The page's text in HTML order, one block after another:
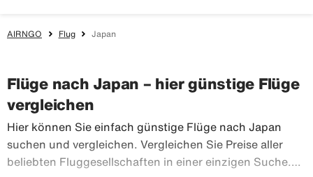
AIRNGO Flug Japan
Flüge nach Japan – hier günstige Flüge
vergleichen
Hier können Sie einfach günstige Flüge nach Japan
suchen und vergleichen. Vergleichen Sie Preise aller
beliebten Fluggesellschaften in einer einzigen Suche.